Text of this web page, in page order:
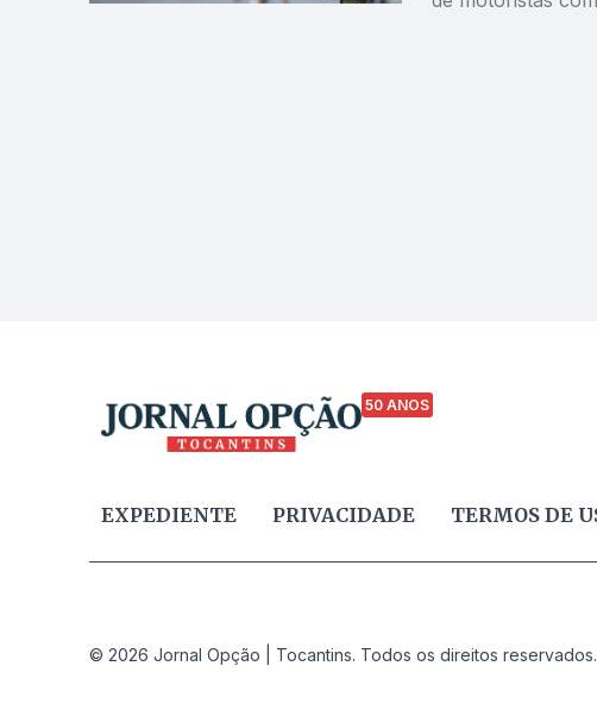
50 ANOS
EXPEDIENTE PRIVACIDADE TERMOS DE
© 2026 Jornal Opção | Tocantins. Todos os direitos reservados.